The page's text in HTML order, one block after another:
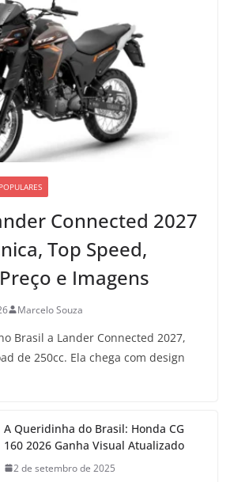
Connected 2027
Top Speed,
e Imagens
Marcelo Souza
Brasil a Lander Connected 2027,
de 250cc. Ela chega com design
A Queridinha do Brasil: Honda CG
160 2026 Ganha Visual Atualizado
2 de setembro de 2025